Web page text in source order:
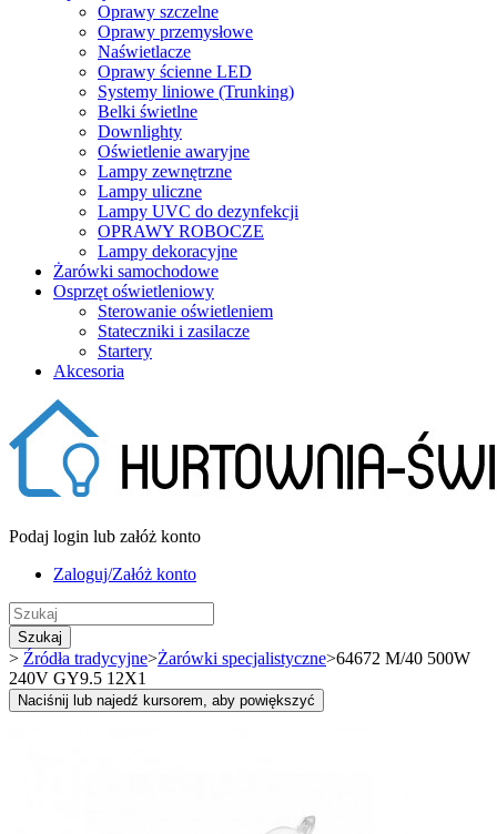
Oprawy szczelne
Oprawy przemysłowe
Naświetlacze
Oprawy ścienne LED
Systemy liniowe (Trunking)
Belki świetlne
Downlighty
Oświetlenie awaryjne
Lampy zewnętrzne
Lampy uliczne
Lampy UVC do dezynfekcji
OPRAWY ROBOCZE
Lampy dekoracyjne
Żarówki samochodowe
Osprzęt oświetleniowy
Sterowanie oświetleniem
Stateczniki i zasilacze
Startery
Akcesoria
Podaj login lub załóż konto
Zaloguj/Załóż konto
Szukaj
> Źródła tradycyjne>Żarówki specjalistyczne>64672 M/40 500W
240V GY9.5 12X1
Naciśnij lub najedź kursorem, aby powiększyć